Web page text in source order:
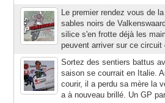
Le premier rendez vous de
sables noirs de
silice s'en frotte déjà les
peuvent arriver sur ce
Sortez des sentiers battus
saison se courrait en Italie.
courir, il a perdu sa mère la
a à nouveau brillé. Un GP